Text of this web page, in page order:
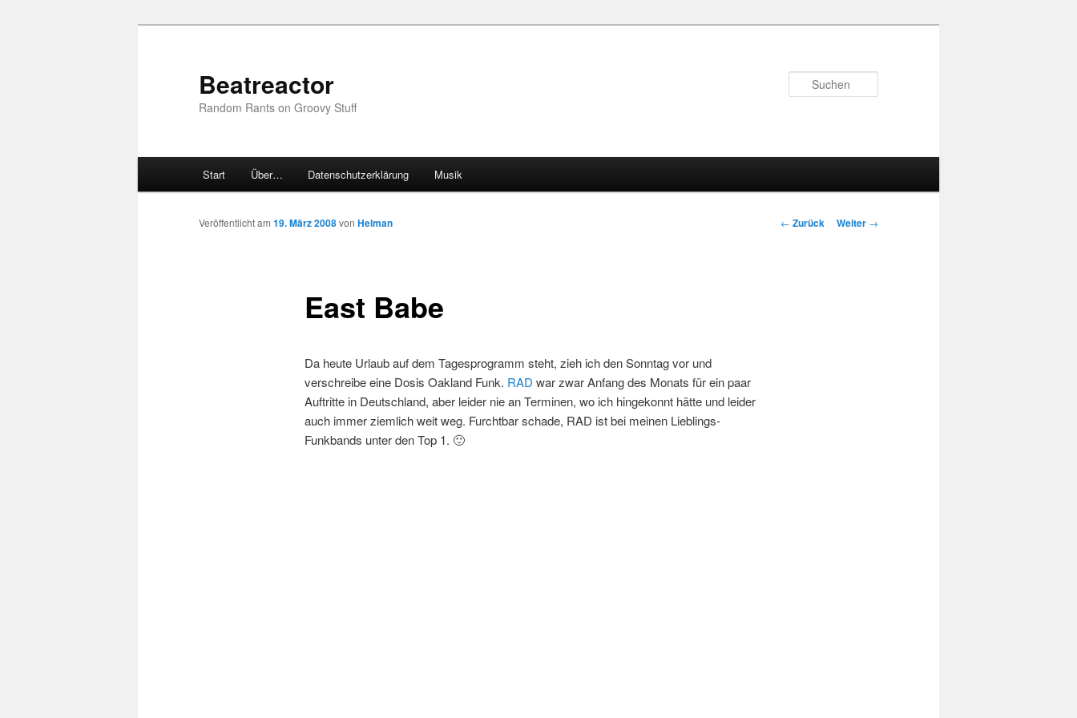
Beatreactor
Random Rants on Groovy Stuff
Start Über… Datenschutzerklärung Musik
Beitragsnavigation
← Zurück Weiter →
East Babe
Veröffentlicht am 19. März 2008von Helman
Da heute Urlaub auf dem Tagesprogramm steht, zieh ich den Sonntag vor und
verschreibe eine Dosis Oakland Funk. RAD war zwar Anfang des Monats für ein paar
Auftritte in Deutschland, aber leider nie an Terminen, wo ich hingekonnt hätte und leider
auch immer ziemlich weit weg. Furchtbar schade, RAD ist bei meinen Lieblings-
Funkbands unter den Top 1. 🙂